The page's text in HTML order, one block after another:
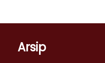
Arsip